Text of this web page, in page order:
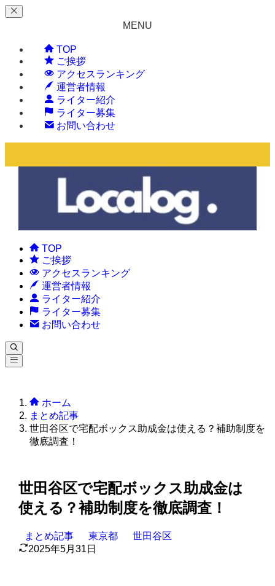
MENU
TOP
ご挨拶
アクセスランキング
運営者情報
ライター紹介
ライター募集
お問い合わせ
TOP
ご挨拶
アクセスランキング
運営者情報
ライター紹介
ライター募集
お問い合わせ
ホーム
まとめ記事
世田谷区で宅配ボックス助成金は使える？補助制度を
徹底調査！
世田谷区で宅配ボックス助成金は
使える？補助制度を徹底調査！
まとめ記事 東京都
世田谷区
2025年5月31日